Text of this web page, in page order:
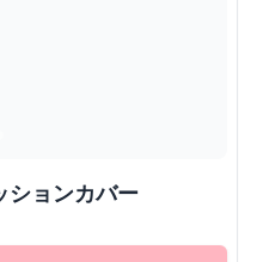
ションカバー